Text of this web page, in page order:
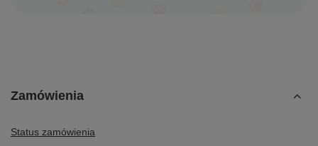
Zamówienia
Status zamówienia